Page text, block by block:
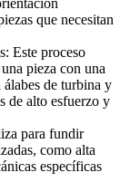
que necesitan
: Este proceso
pieza con una
de turbina y
de alto esfuerzo y
para fundir
como alta
específicas